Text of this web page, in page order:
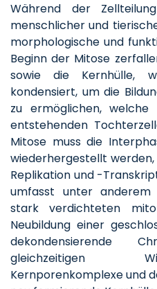
Während der
menschlicher und
morphologische und
Beginn der Mitose
sowie die Kernhülle,
kondensiert, um die
zu ermöglichen,
entstehenden
Mitose muss die
wiederhergestellt werden,
Replikation und -
umfasst unter anderem
stark verdichteten
Neubildung einer
dekondensierende
gleichzeitigen
Kernporenkomplexe und